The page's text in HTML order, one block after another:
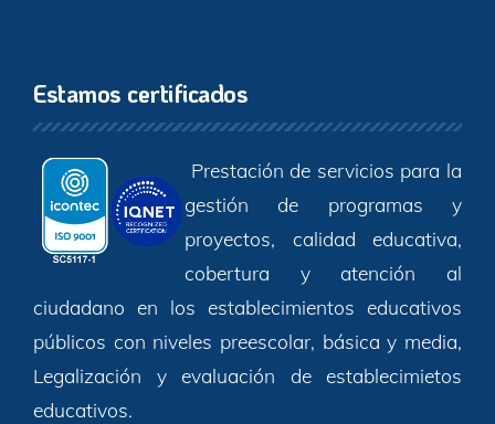
Estamos certificados
Prestación de servicios para la
gestión de programas y
proyectos, calidad educativa,
cobertura y atención al
ciudadano en los establecimientos educativos
públicos con niveles preescolar, básica y media,
Legalización y evaluación de establecimietos
educativos.